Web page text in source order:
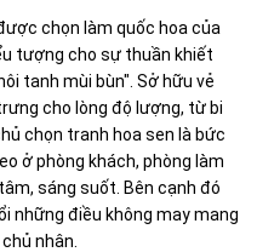
chọn làm quốc hoa của
tượng cho sự thuần khiết
tanh mùi bùn". Sở hữu vẻ
cho lòng độ lượng, từ bi
chọn tranh hoa sen là bức
ở phòng khách, phòng làm
sáng suốt. Bên cạnh đó
những điều không may mang
nhân.